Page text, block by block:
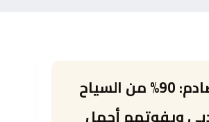
اعتراف صادم: 90% من السياح